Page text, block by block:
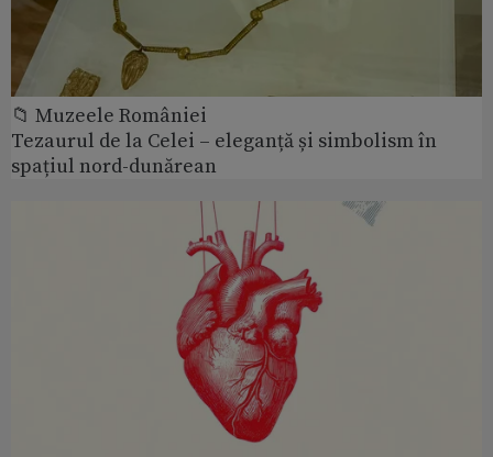
📁 Muzeele României
Tezaurul de la Celei – eleganță și simbolism în
spațiul nord-dunărean